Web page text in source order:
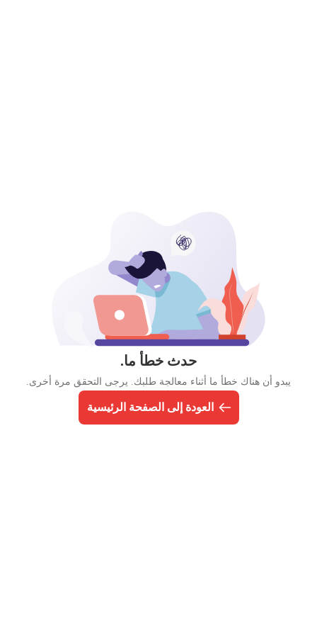
حدث خطأ ما.
يبدو أن هناك خطأ ما أثناء معالجة طلبك. يرجى التحقق مرة أخرى.
العودة إلى الصفحة الرئيسية